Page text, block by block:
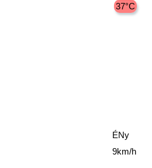
37°C
ÉNy
9km/h